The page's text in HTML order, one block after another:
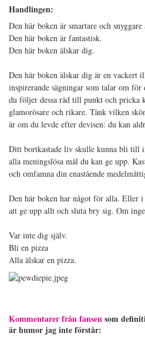
Handlingen:
Den här boken är smartare och snyggare
Den här boken är fantastisk.
Den här boken älskar dig.
Den här boken älskar dig är en vackert
inspirerande sägningar som talar om
du följer dessa råd till punkt och
glamorösare och rikare. Tänk vilken
är om du levde efter devisen: du kan
Ditt bortkastade liv skulle kunna bli till
alla meningslösa mål du kan ge upp.
och omfamna din enastående
Den här boken har något för alla.
att ge upp allt och sluta bry sig. Om
Var inte dig själv.
Bli en pizza
Alla älskar en pizza.
Kommentarer från fansensom
är humor jag inte förstår: